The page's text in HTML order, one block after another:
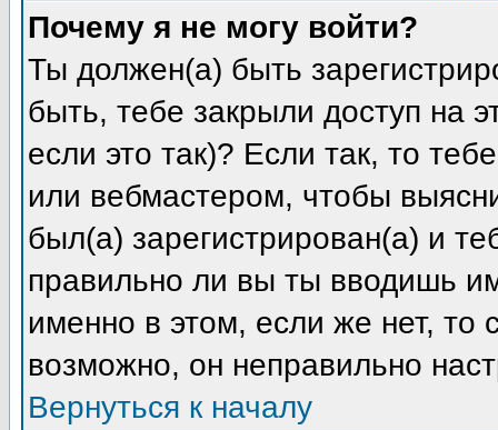
Почему я не могу войти?
Ты должен(а) быть
быть, тебе закрыли доступ на
если это так)? Если так, то
или вебмастером, чтобы
был(а) зарегистрирован(а) и
правильно ли вы ты вводишь
именно в этом, если же нет, то
возможно, он неправильно
Вернуться к началу